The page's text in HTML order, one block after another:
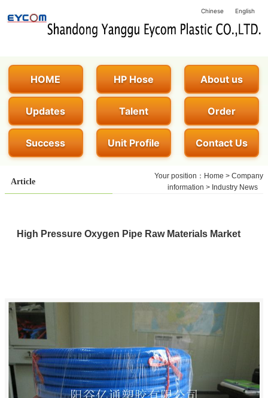
Chinese English
HOME HP Hose About us
Updates Talent Order
Success Unit Profile Contact Us
Article
Your position： Home > Company
information > Industry News
High Pressure Oxygen Pipe Raw Materials Market